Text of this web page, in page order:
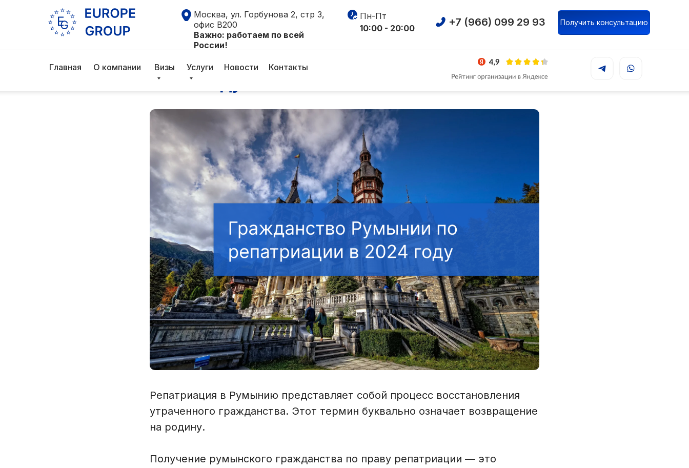
Москва, ул. Горбунова 2, стр 3,
офис В200
Важно: работаем по всей
России!
Пн-Пт
10:00 - 20:00
+7 (966) 099 29 93
Главная
Получить консультацию
О компании Услуги Контакты
Визы Новости
Гражданство Румынии по репатриации в
2024 году
Репатриация в Румынию представляет собой процесс восстановления
утраченного гражданства. Этот термин буквально означает возвращение
на родину.
Получение румынского гражданства по праву репатриации — это